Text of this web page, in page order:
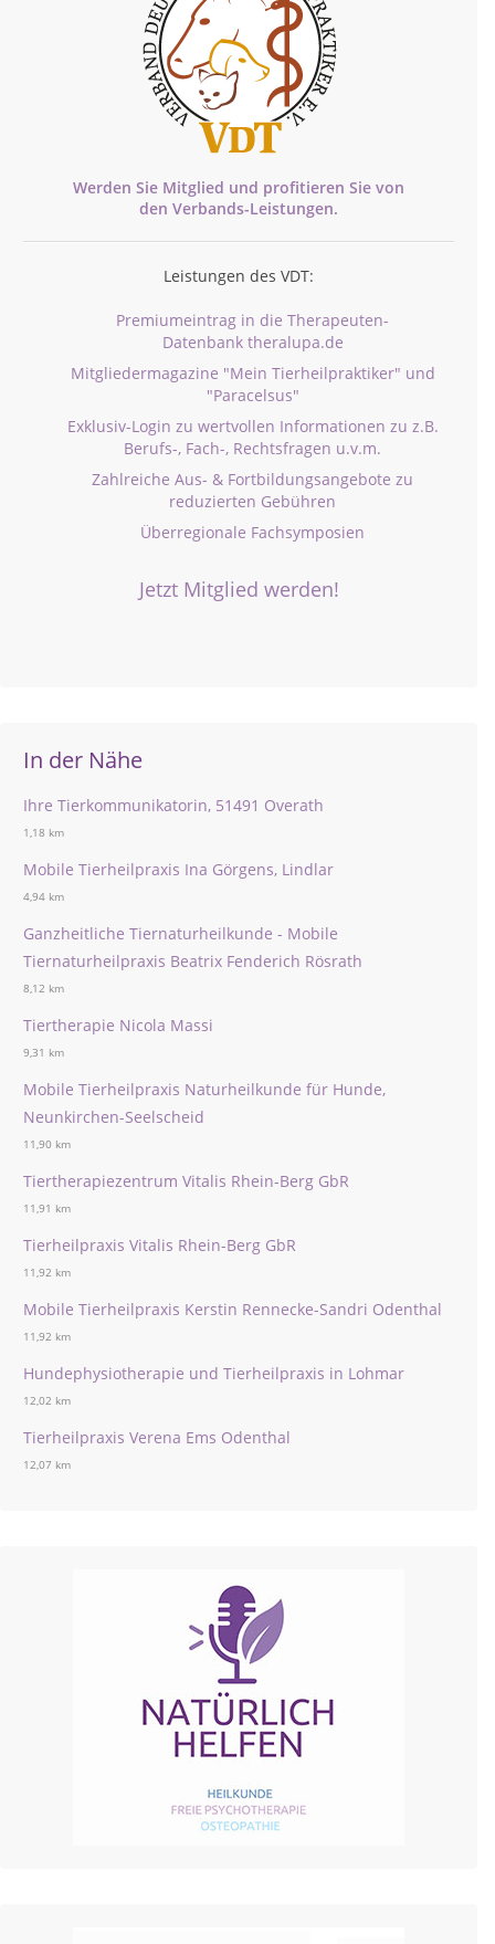
Werden Sie Mitglied und profitieren Sie von
den Verbands-Leistungen.
Leistungen des VDT:
Premiumeintrag in die Therapeuten-
Datenbank theralupa.de
Mitgliedermagazine "Mein Tierheilpraktiker" und
"Paracelsus"
Exklusiv-Login zu wertvollen Informationen zu z.B.
Berufs-, Fach-, Rechtsfragen u.v.m.
Zahlreiche Aus- & Fortbildungsangebote zu
reduzierten Gebühren
Überregionale Fachsymposien
Jetzt Mitglied werden!
In der Nähe
Ihre Tierkommunikatorin, 51491 Overath
1,18 km
Mobile Tierheilpraxis Ina Görgens, Lindlar
4,94 km
Ganzheitliche Tiernaturheilkunde - Mobile
Tiernaturheilpraxis Beatrix Fenderich Rösrath
8,12 km
Tiertherapie Nicola Massi
9,31 km
Mobile Tierheilpraxis Naturheilkunde für Hunde,
Neunkirchen-Seelscheid
11,90 km
Tiertherapiezentrum Vitalis Rhein-Berg GbR
11,91 km
Tierheilpraxis Vitalis Rhein-Berg GbR
11,92 km
Mobile Tierheilpraxis Kerstin Rennecke-Sandri Odenthal
11,92 km
Hundephysiotherapie und Tierheilpraxis in Lohmar
12,02 km
Tierheilpraxis Verena Ems Odenthal
12,07 km